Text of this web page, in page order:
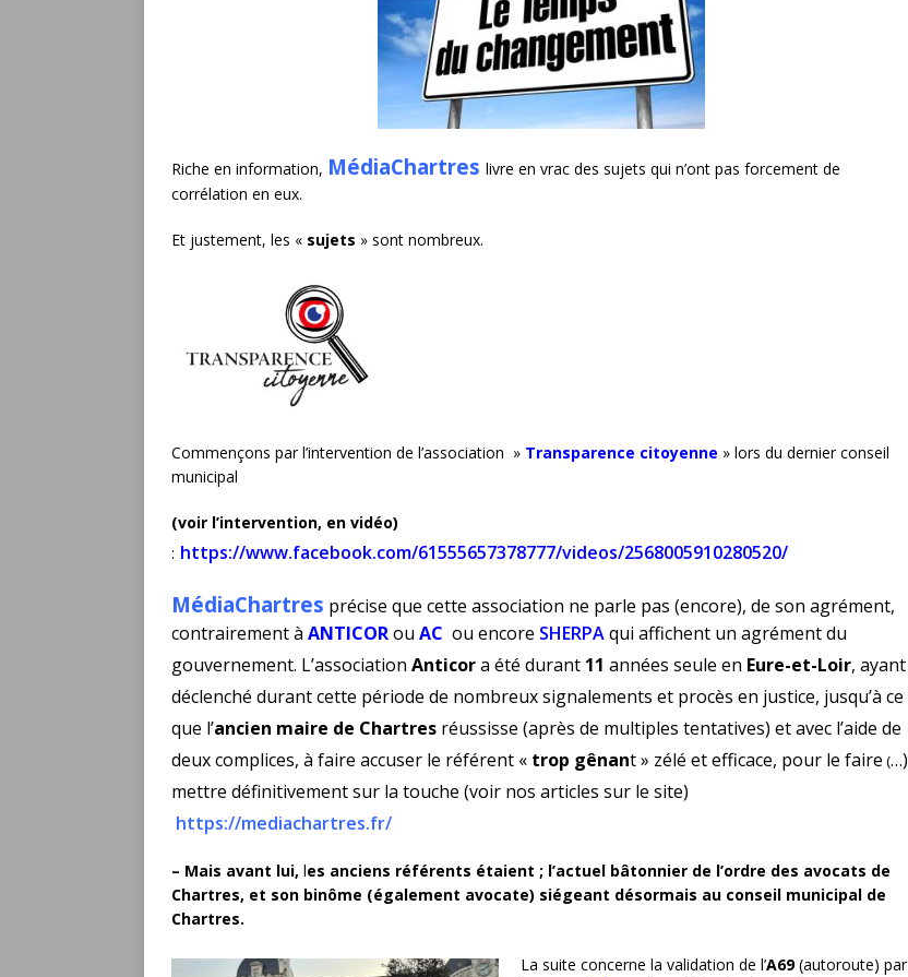
Riche en information, MédiaChartres livre en vrac des sujets qui n’ont pas forcement de
corrélation en eux.
Et justement, les « sujets » sont nombreux.
Commençons par l’intervention de l’association » Transparence citoyenne » lors du dernier conseil
municipal
(voir l’intervention, en vidéo)
: https://www.facebook.com/61555657378777/videos/2568005910280520/
MédiaChartres précise que cette association ne parle pas (encore), de son agrément,
contrairement à ANTICORou AC ou encore SHERPAqui affichent un agrément du
gouvernement. L’association Anticora été durant 11 années seule en Eure-et-Loir, ayant
déclenché durant cette période de nombreux signalements et procès en justice, jusqu’à ce
que l’ancien maire de Chartres réussisse (après de multiples tentatives) et avec l’aide de
deux complices, à faire accuser le référent « trop gênant » zélé et efficace, pour le faire (…)
mettre définitivement sur la touche (voir nos articles sur le site)
https://mediachartres.fr/
– Mais avant lui, les anciens référents étaient ; l’actuel bâtonnier de l’ordre des avocats de
Chartres, et son binôme (également avocate) siégeant désormais au conseil municipal de
Chartres.
La suite concerne la validation de l’A69(autoroute) par